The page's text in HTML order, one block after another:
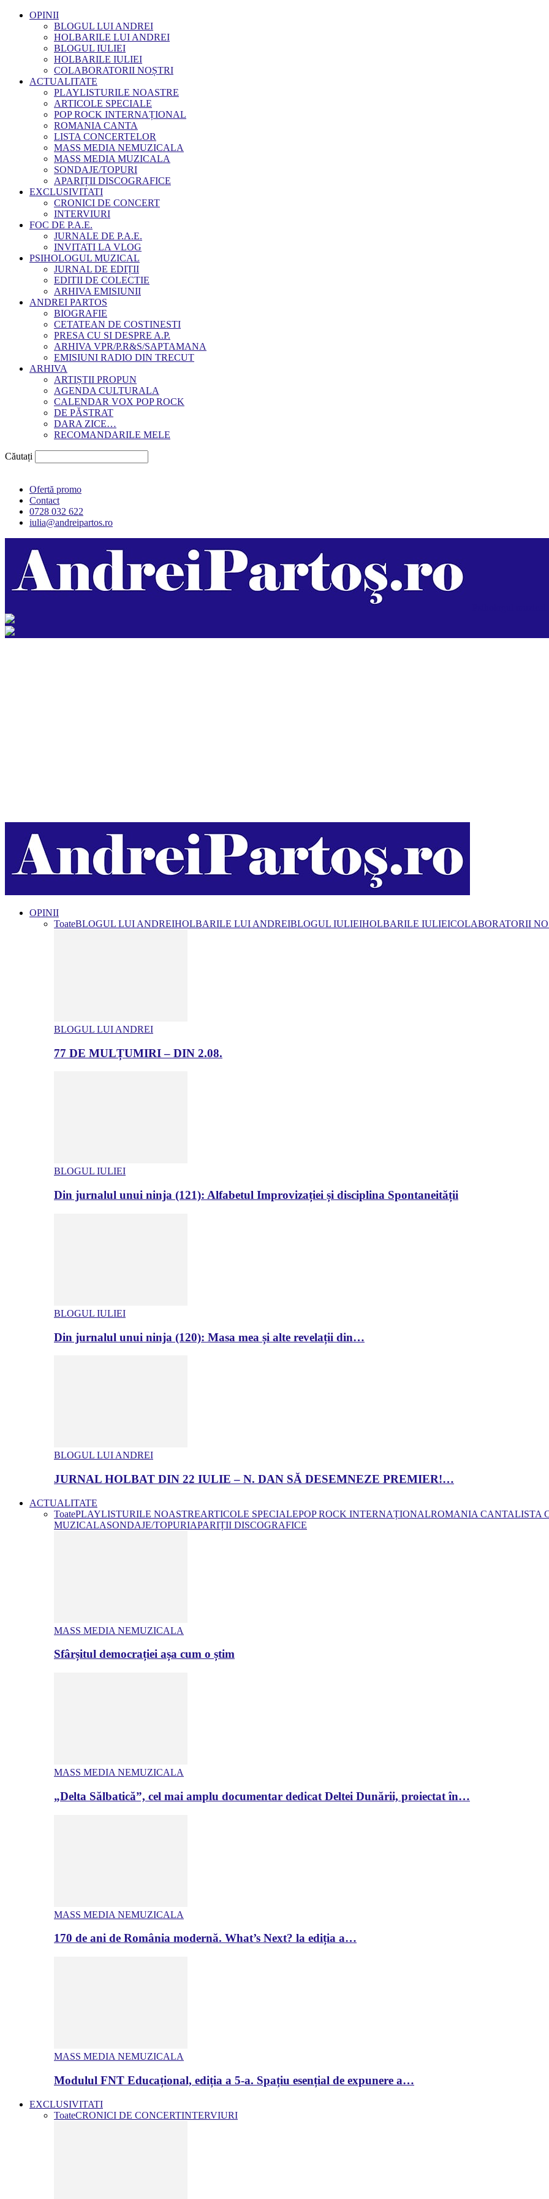
OPINII
BLOGUL LUI ANDREI
HOLBARILE LUI ANDREI
BLOGUL IULIEI
HOLBARILE IULIEI
COLABORATORII NOȘTRI
ACTUALITATE
PLAYLISTURILE NOASTRE
ARTICOLE SPECIALE
POP ROCK INTERNAȚIONAL
ROMANIA CANTA
LISTA CONCERTELOR
MASS MEDIA NEMUZICALA
MASS MEDIA MUZICALA
SONDAJE/TOPURI
APARIȚII DISCOGRAFICE
EXCLUSIVITATI
CRONICI DE CONCERT
INTERVIURI
FOC DE P.A.E.
JURNALE DE P.A.E.
INVITATI LA VLOG
PSIHOLOGUL MUZICAL
JURNAL DE EDIȚII
EDITII DE COLECTIE
ARHIVA EMISIUNII
ANDREI PARTOS
BIOGRAFIE
CETATEAN DE COSTINESTI
PRESA CU SI DESPRE A.P.
ARHIVA VPR/P.R&S/SAPTAMANA
EMISIUNI RADIO DIN TRECUT
ARHIVA
ARTIȘTII PROPUN
AGENDA CULTURALA
CALENDAR VOX POP ROCK
DE PĂSTRAT
DARA ZICE…
RECOMANDARILE MELE
Căutați
Ofertă promo
Contact
0728 032 622
iulia@andreipartos.ro
OPINII
ToateBLOGUL LUI ANDREIHOLBARILE LUI ANDREIBLOGUL IULIEIHOLBARILE IULIEICOLABORATORII
BLOGUL LUI ANDREI
77 DE MULȚUMIRI – DIN 2.08.
BLOGUL IULIEI
Din jurnalul unui ninja (121): Alfabetul Improvizației și disciplina Spontaneității
BLOGUL IULIEI
Din jurnalul unui ninja (120): Masa mea și alte revelații din…
BLOGUL LUI ANDREI
JURNAL HOLBAT DIN 22 IULIE – N. DAN SĂ DESEMNEZE PREMIER!…
ACTUALITATE
ToatePLAYLISTURILE NOASTREARTICOLE SPECIALEPOP ROCK INTERNAȚIONALROMANIA CANTALISTA
MUZICALASONDAJE/TOPURIAPARIȚII DISCOGRAFICE
MASS MEDIA NEMUZICALA
Sfârșitul democrației așa cum o știm
MASS MEDIA NEMUZICALA
„Delta Sălbatică”, cel mai amplu documentar dedicat Deltei Dunării, proiectat în…
MASS MEDIA NEMUZICALA
170 de ani de România modernă. What’s Next? la ediția a…
MASS MEDIA NEMUZICALA
Modulul FNT Educațional, ediția a 5-a. Spațiu esențial de expunere a…
EXCLUSIVITATI
ToateCRONICI DE CONCERTINTERVIURI